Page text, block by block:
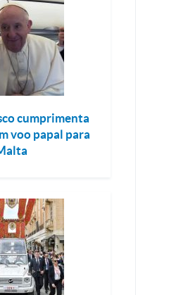
cumprimenta
voo papal para